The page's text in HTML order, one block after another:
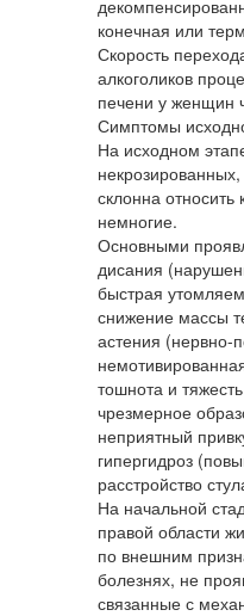
конечная или
Скорость
алкоголиков
печени у женщин
Симптомы
На исходном
склонна
немногие.
Основными
дисания
быстрая
снижение массы
астения (нервно-
тошнота и
чрезмерное
неприятный
гипергидроз
расстройство
На начальной
правой области
по внешним
болезнях, не
связанные с